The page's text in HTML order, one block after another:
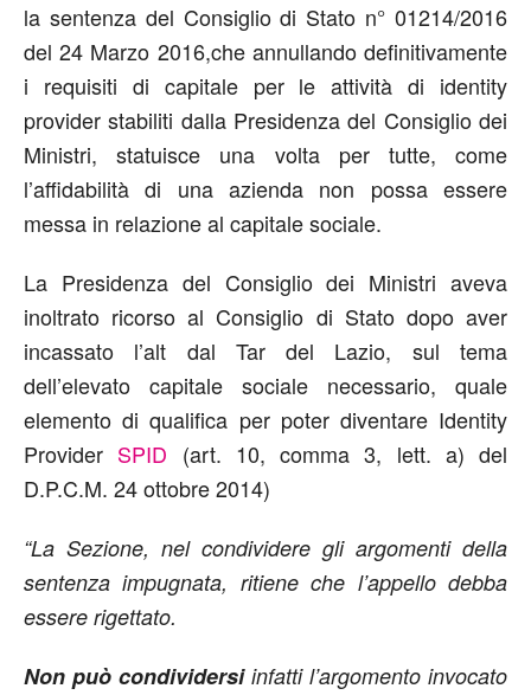
la sentenza del Consiglio di Stato n° 01214/2016
del 24 Marzo 2016,che annullando definitivamente
i requisiti di capitale per le attività di identity
provider stabiliti dalla Presidenza del Consiglio dei
Ministri, statuisce una volta per tutte, come
l’affidabilità di una azienda non possa essere
messa in relazione al capitale sociale.
La Presidenza del Consiglio dei Ministri aveva
inoltrato ricorso al Consiglio di Stato dopo aver
incassato l’alt dal Tar del Lazio, sul tema
dell’elevato capitale sociale necessario, quale
elemento di qualifica per poter diventare Identity
Provider SPID (art. 10, comma 3, lett. a) del
D.P.C.M. 24 ottobre 2014)
“La Sezione, nel condividere gli argomenti della
sentenza impugnata, ritiene che l’appello debba
essere rigettato.
Non può condividersiinfatti l’argomento invocato